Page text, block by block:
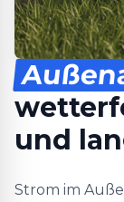
und
Strom im